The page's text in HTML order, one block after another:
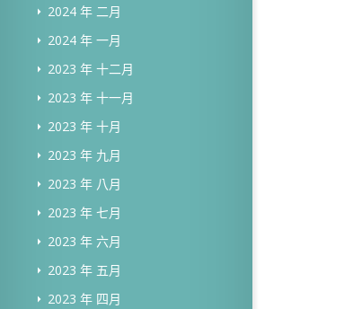
2024 年 二月
2024 年 一月
2023 年 十二月
2023 年 十一月
2023 年 十月
2023 年 九月
2023 年 八月
2023 年 七月
2023 年 六月
2023 年 五月
2023 年 四月